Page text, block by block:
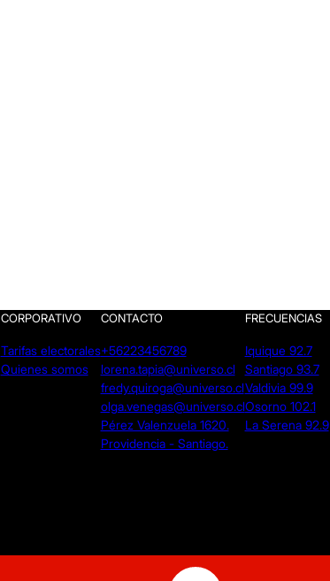
CORPORATIVO
Tarifas electorales
Quienes somos
CONTACTO
+56223456789
lorena.tapia@universo.cl
fredy.quiroga@universo.cl
olga.venegas@universo.cl
Pérez Valenzuela 1620.
Providencia - Santiago.
FRECUENCIAS
Iquique 92.7
Santiago 93.7
Valdivia 99.9
Osorno 102.1
La Serena 92.9